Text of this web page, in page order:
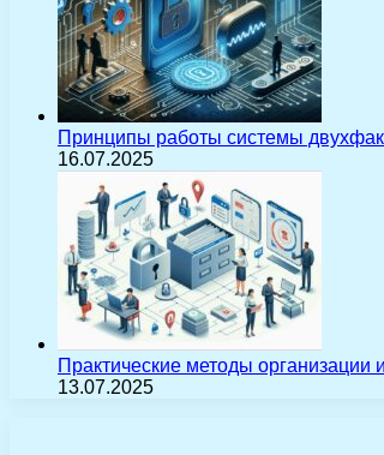
Принципы работы системы
16.07.2025
Практические методы организации
13.07.2025